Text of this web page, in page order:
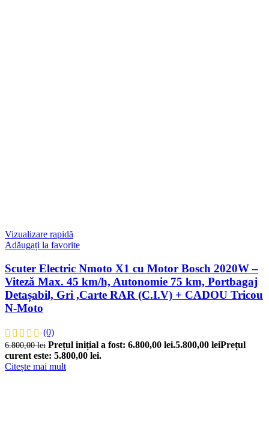
Vizualizare rapidă
Adăugați la favorite
Scuter Electric Nmoto X1 cu Motor Bosch 2020W –
Viteză Max. 45 km/h, Autonomie 75 km, Portbagaj
Detașabil, Gri ,Carte RAR (C.I.V) + CADOU Tricou
N-Moto
(0)
6.800,00lei Prețul inițial a fost: 6.800,00 lei.5.800,00 leiPrețul
curent este: 5.800,00 lei.
Citește mai mult